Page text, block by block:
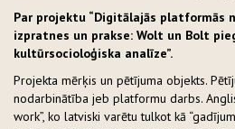
Par projektu “Digitālajās platformās
izpratnes un prakse: Wolt un Bolt
kultūrsocioloģiska analīze”.
Projekta mērķis un pētījuma objekts.
nodarbinātība jeb platformu darbs.
work”, ko latviski varētu tulkot kā